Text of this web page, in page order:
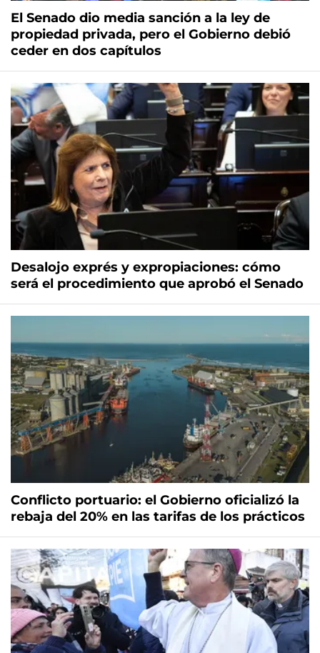
El Senado dio media sanción a la ley de
propiedad privada, pero el Gobierno debió
ceder en dos capítulos
Desalojo exprés y expropiaciones: cómo
será el procedimiento que aprobó el Senado
Conflicto portuario: el Gobierno oficializó la
rebaja del 20% en las tarifas de los prácticos